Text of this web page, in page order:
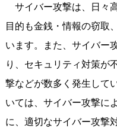
サイバー攻撃は、日々
目的も金銭・情報の窃取
います。また、サイバー
り、セキュリティ対策が
撃などが数多く発生して
いては、サイバー攻撃に
に、適切なサイバー攻撃